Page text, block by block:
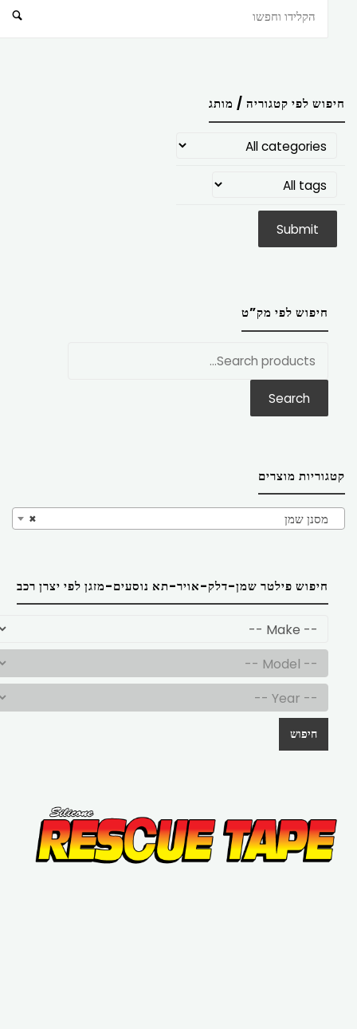
חיפוש לפי קטגוריה / מותג
חיפוש לפי מק”ט
Search
קטגוריות מוצרים
× מסנן שמן
חיפוש פילטר שמן-דלק-אויר-תא נוסעים-מזגן לפי יצרן רכב
חיפוש